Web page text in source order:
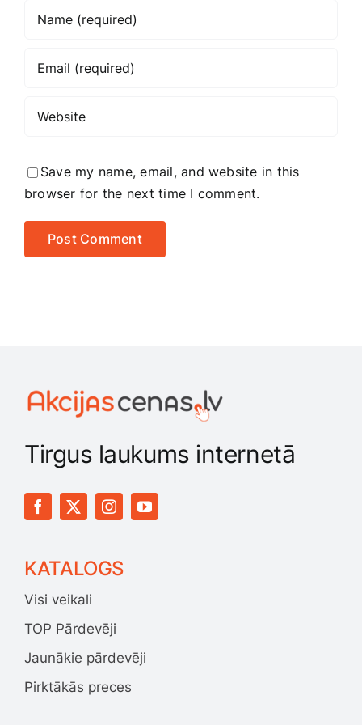
Save my name, email, and website in this
browser for the next time I comment.
Tirgus laukums internetā
KATALOGS
Visi veikali
TOP Pārdevēji
Jaunākie pārdevēji
Pirktākās preces